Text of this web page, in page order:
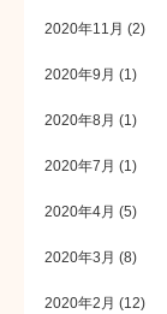
2020年11月 (2)
2020年9月 (1)
2020年8月 (1)
2020年7月 (1)
2020年4月 (5)
2020年3月 (8)
2020年2月 (12)